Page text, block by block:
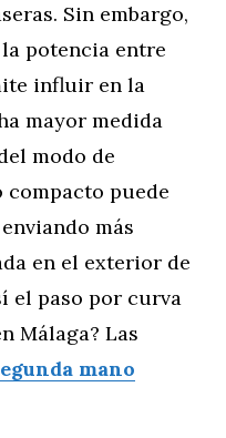
Sin embargo,
potencia entre
influir en la
mayor medida
modo de
puede
más
en el exterior de
el paso por curva
Málaga? Las
mano